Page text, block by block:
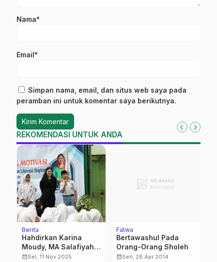
Nama*
Email*
Simpan nama, email, dan situs web saya pada
peramban ini untuk komentar saya berikutnya.
REKOMENDASI UNTUK ANDA
Berita
Hahdirkan Karina
Moudy, MA Salafiyah
Kajen Pati Gelar
calendar_monthSel, 11 Nov 2025
Fatwa
Bertawashul Pada
Orang-Orang Sholeh
calendar_monthSen, 28 Apr 2014